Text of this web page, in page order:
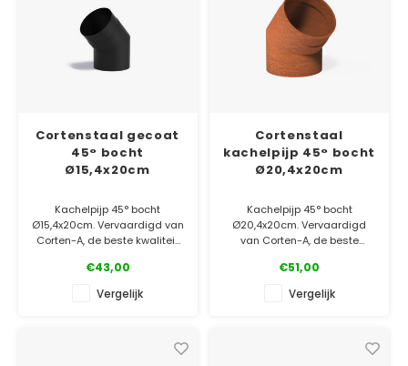
Cortenstaal gecoat
45° bocht
Ø15,4x20cm
Kachelpijp 45° bocht
Ø15,4x20cm. Vervaardigd van
Corten-A, de beste kwaliteit
een hittebestendige coating.
✓ Laagste prijsgarantie
€43,00
Vergelijk
Cortenstaal
kachelpijp 45° bocht
Ø20,4x20cm
Kachelpijp 45° bocht
Ø20,4x20cm. Vervaardigd
van Corten-A, de beste
✓ Laagste prijsgarantie
✓ Gratis bezorgd v.a. €500
€51,00
Vergelijk